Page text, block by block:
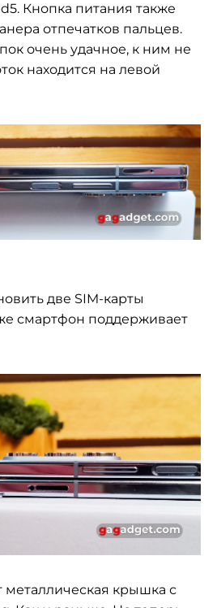
Кнопка питания также
отпечатков пальцев.
очень удачное, к ним не
находится на левой
две SIM-карты
смартфон поддерживает
крышка с